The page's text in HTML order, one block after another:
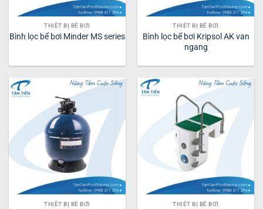
THIẾT BỊ BỂ BƠI
Bình lọc bể bơi Minder MS series
THIẾT BỊ BỂ BƠI
Bình lọc bể bơi Kripsol AK van
ngang
THIẾT BỊ BỂ BƠI THIẾT BỊ BỂ BƠI